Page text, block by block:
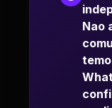
Nao